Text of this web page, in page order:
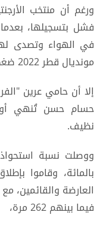
ورغم أن منتخب
فشل بتسجيلها،
في الهواء وتصدى
مونديال قطر 2022 ضغطه الكبير،
إلا أن حامي عرين
نظيف.
بالمائة، وقاموا
العارضة والقائمين،
فيما بينهم 262 مرة،